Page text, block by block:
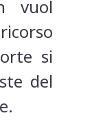
vuol
si
del